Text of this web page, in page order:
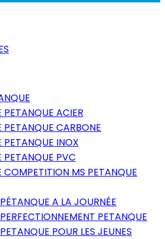
PETANQUE ACIER
PETANQUE CARBONE
PETANQUE INOX
PETANQUE PVC
COMPETITION MS PETANQUE
A LA JOURNÉE
PETANQUE
POUR LES JEUNES